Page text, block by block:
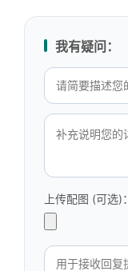
我有疑问：
上传配图 (可选)：